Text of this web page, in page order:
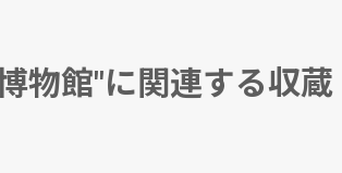
物館"に関連する収蔵